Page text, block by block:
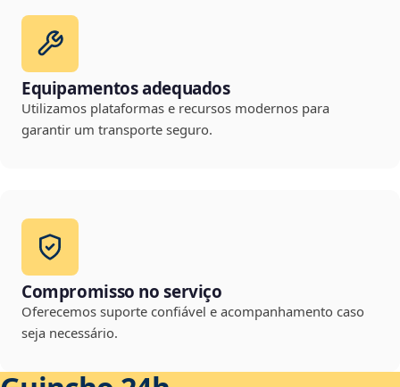
Equipamentos adequados
Utilizamos plataformas e recursos modernos para
garantir um transporte seguro.
Compromisso no serviço
Oferecemos suporte confiável e acompanhamento caso
seja necessário.